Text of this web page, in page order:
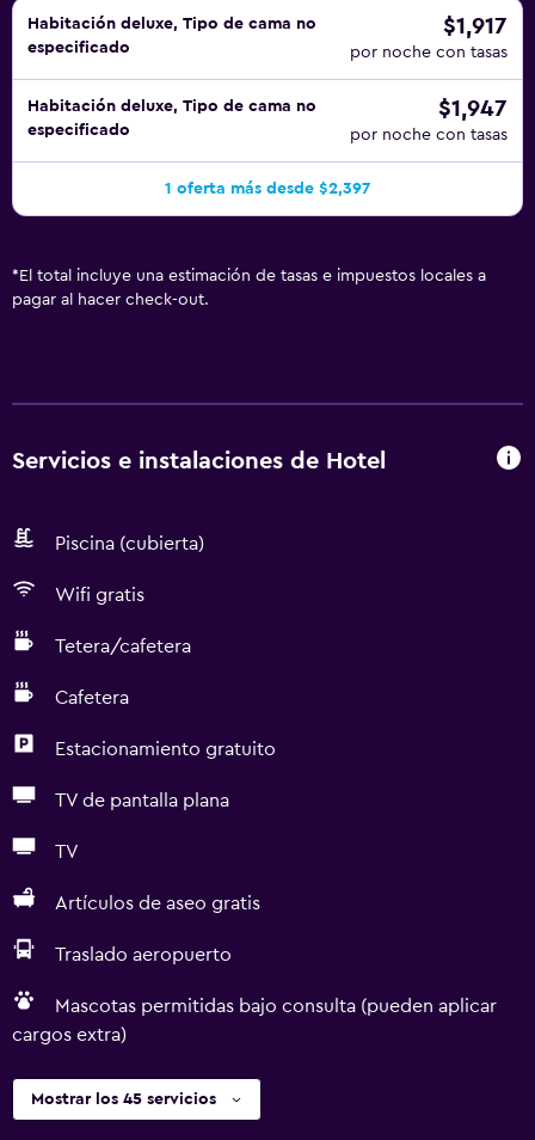
Habitación deluxe, Tipo de cama no
especificado
$1,917
por noche con tasas
Habitación deluxe, Tipo de cama no
especificado
$1,947
por noche con tasas
1 oferta más desde $2,397
* El total incluye una estimación de tasas e impuestos locales a
pagar al hacer check-out.
Servicios e instalaciones de Hotel
Piscina (cubierta)
Wifi gratis
Tetera/cafetera
Cafetera
Estacionamiento gratuito
TV de pantalla plana
TV
Artículos de aseo gratis
Traslado aeropuerto
Mascotas permitidas bajo consulta (pueden aplicar
cargos extra)
Mostrar los 45 servicios